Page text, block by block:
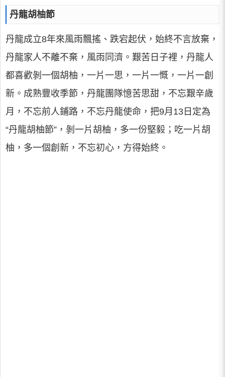
丹龍胡柚節
丹龍成立8年來風雨飄搖、跌宕起伏，始終不言放棄，
丹龍家人不離不棄，風雨同濟。艱苦日子裡，丹龍人
都喜歡剝一個胡柚，一片一思，一片一慨，一片一創
新。成熟豐收季節，丹龍團隊憶苦思甜，不忘艱辛歲
月，不忘前人鋪路，不忘丹龍使命，把9月13日定為
“丹龍胡柚節”，剝一片胡柚，多一份堅毅；吃一片胡
柚，多一個創新，不忘初心，方得始終。